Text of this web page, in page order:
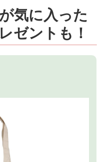
気に入った
ゼントも！